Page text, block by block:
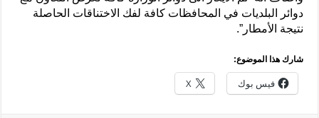
دوائر البلديات في المحافظات كافة لفك الاختناقات الحاصلة
نتيجة الأمطار”.
شارك هذا الموضوع:
فيس بوك X